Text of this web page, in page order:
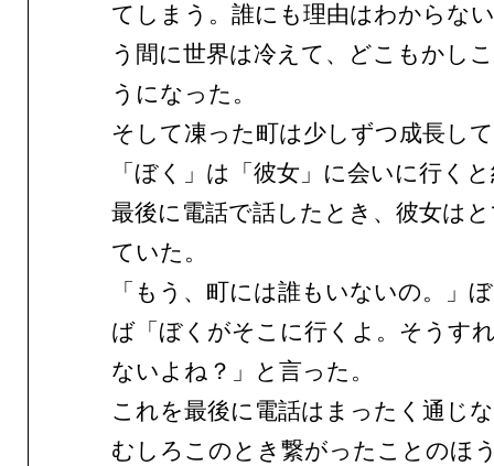
てしまう。誰にも理由はわからな
う間に世界は冷えて、どこもかし
うになった。
そして凍った町は少しずつ成長し
「ぼく」は「彼女」に会いに行く
最後に電話で話したとき、彼女は
ていた。
「もう、町には誰もいないの。」
ば「ぼくがそこに行くよ。そうす
ないよね？」と言った。
これを最後に電話はまったく通じ
むしろこのとき繋がったことのほ